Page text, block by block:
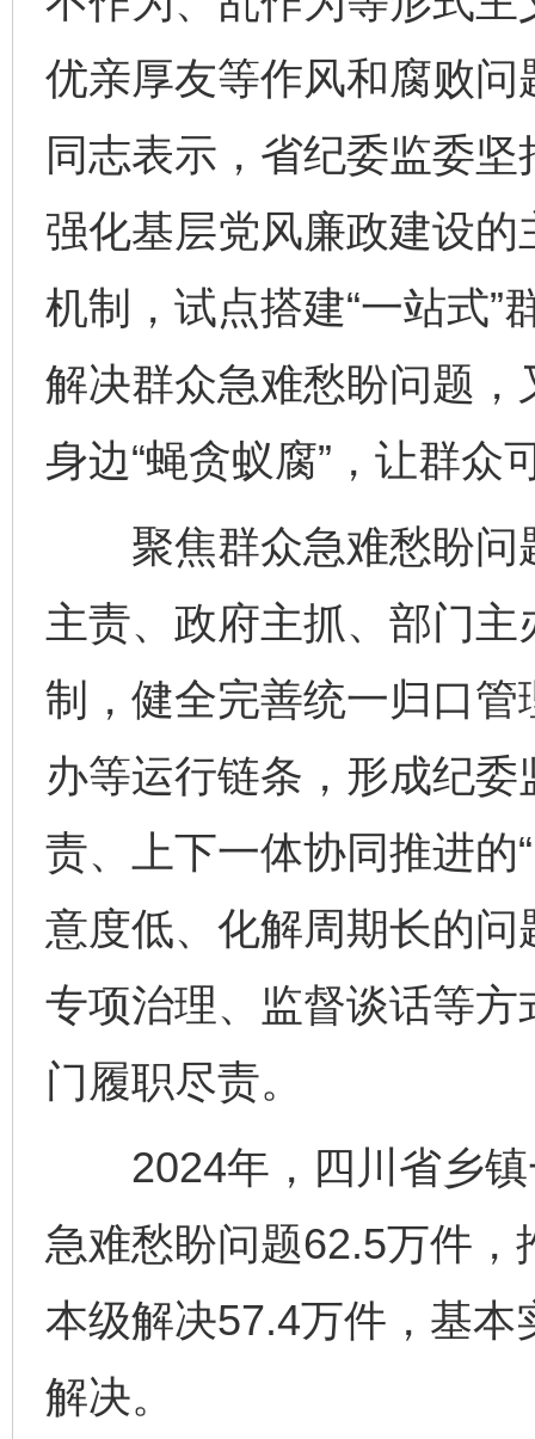
优亲厚友等作风和腐败问
同志表示，省纪委监委
强化基层党风廉政建设的
机制，试点搭建“一站式”
解决群众急难愁盼问题
身边“蝇贪蚁腐”，让群众
聚焦群众急难愁盼问
主责、政府主抓、部门
制，健全完善统一归口
办等运行链条，形成纪
责、上下一体协同推进的
意度低、化解周期长的
专项治理、监督谈话等
门履职尽责。
2024年，四川省乡镇
急难愁盼问题62.5万件
本级解决57.4万件，基
解决。